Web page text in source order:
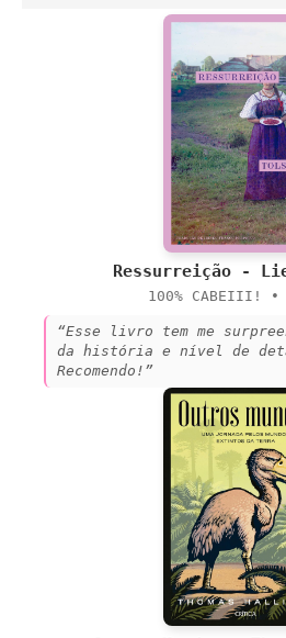
Ressurreição -
100% CABEIII! •
“Esse livro tem me
da história e nível de
Recomendo!”